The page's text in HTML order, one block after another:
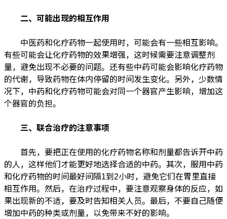
二、可能出现的相互作用
中医药和化疗药物一起使用时，可能会有一些相互影响。
有些可能会让化疗药物的效果增强，这时候需要注意调整剂
量，避免出现不必要的问题。还有些中药可能会影响化疗药物
的代谢，导致药物在体内停留的时间发生变化。另外，少数情
况下，中药和化疗药物可能会对同一个器官产生影响，增加这
个器官的负担。
三、联合治疗的注意事项
首先，要把正在使用的化疗药物名称和剂量都告诉开中药
的人，这样他们才能更好地选择合适的中药。其次，服用中药
和化疗药物的时间最好间隔1到2小时，避免它们在胃里直接
相互作用。然后，在治疗过程中，要注意观察身体的反应，如
果出现新的不适，要及时告知相关人员。最后，不要自己随便
增加中药的种类或剂量，以免带来不好的影响。